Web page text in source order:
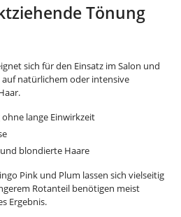
Tönung
sich für den Einsatz im Salon und
auf natürlichem oder intensive
lange Einwirkzeit
blondierte Haare
Pink und Plum lassen sich vielseitig
Rotanteil benötigen meist
Ergebnis.